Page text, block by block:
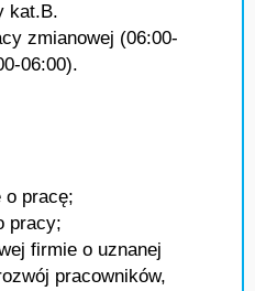
kat.B.
zmianowej (06:00-
06:00).
o pracę;
pracy;
firmie o uznanej
pracowników,